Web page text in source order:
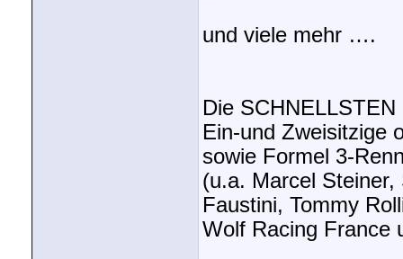
und viele mehr ….
Die
Ein-und Zweisitzige
sowie Formel 3-
(u.a. Marcel
Faustini, Tommy
Wolf Racing France